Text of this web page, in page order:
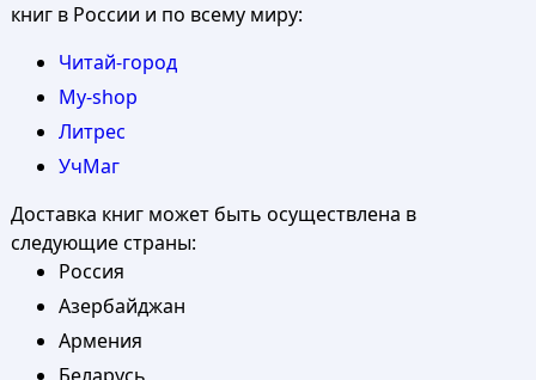
книг в России и по всему миру:
Читай-город
My-shop
Литрес
УчМаг
Доставка книг может быть осуществлена в
следующие страны:
Россия
Азербайджан
Армения